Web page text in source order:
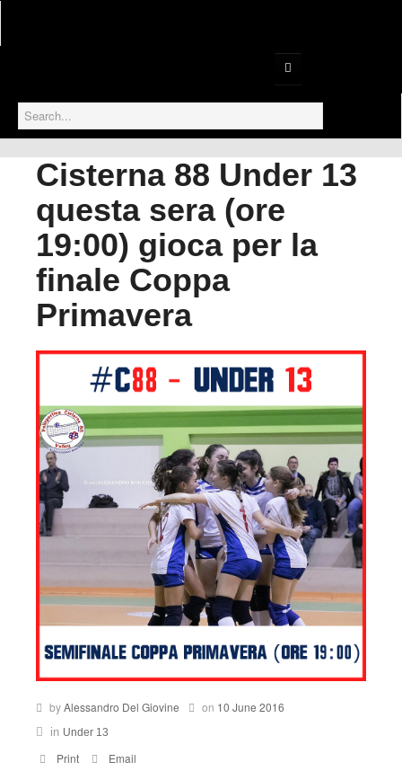
Serie B2
Prima Divisione
Gallery
Under 18
Under 17
Under 16
Under 13
Calendario
Classifica
Under 14
Cisterna 88 Under 13
questa sera (ore
19:00) gioca per la
finale Coppa
Primavera
byAlessandro Del Giovine on 10 June 2016
in Under 13
Print Email